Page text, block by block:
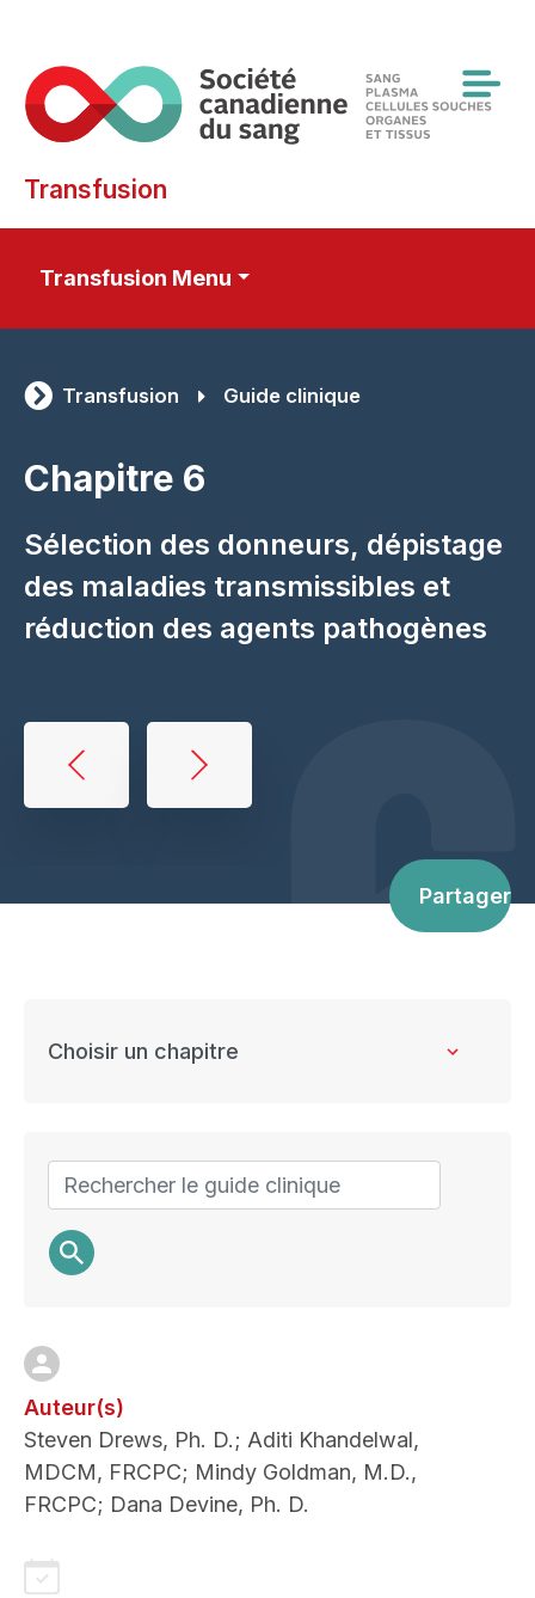
main
content
Transfusion
Transfusion Menu
Transfusion Guide clinique
Chapitre 6
Sélection des donneurs, dépistage
des maladies transmissibles et
réduction des agents pathogènes
Book
traversal
testing
reduction
6
Partager
Search
Auteur(s)
Steven Drews, Ph. D.; Aditi Khandelwal,
MDCM, FRCPC; Mindy Goldman, M.D.,
FRCPC; Dana Devine, Ph. D.